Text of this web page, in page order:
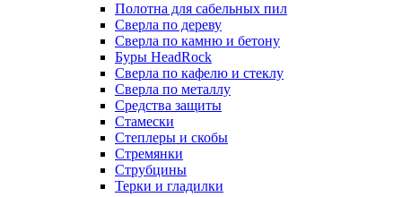
Полотна для сабельных пил
Сверла по дереву
Сверла по камню и бетону
Буры HeadRock
Сверла по кафелю и стеклу
Сверла по металлу
Средства защиты
Стамески
Степлеры и скобы
Стремянки
Струбцины
Терки и гладилки